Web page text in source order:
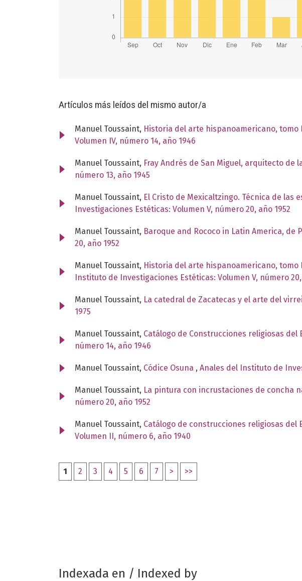
Artículos más leídos del mismo autor/a
Manuel Toussaint, Historia del arte hispanoamericano, tomo
Volumen IV, número 14, año 1946
Manuel Toussaint, Fray Andrés de San Miguel, arquitecto de
número 13, año 1945
Manuel Toussaint, El Cristo de Mexicaltzingo. Técnica de las
Investigaciones Estéticas: Volumen V, número 20, año 1952
Manuel Toussaint, Baroque and Rococo in Latin America, de
20, año 1952
Manuel Toussaint, Historia del arte hispanoamericano, tomo
Instituto de Investigaciones Estéticas: Volumen V, número 20,
Manuel Toussaint, La catedral de Zacatecas y el arte del
1975
Manuel Toussaint, Catálogo de Construcciones religiosas del
número 14, año 1946
Manuel Toussaint, Códice Osuna , Anales del Instituto de
Manuel Toussaint, La pintura con incrustaciones de concha
número 20, año 1952
Manuel Toussaint, Catálogo de construcciones religiosas del
Volumen II, número 6, año 1940
1 2 3 4 5 6 7 > >>
Indexada en / Indexed by